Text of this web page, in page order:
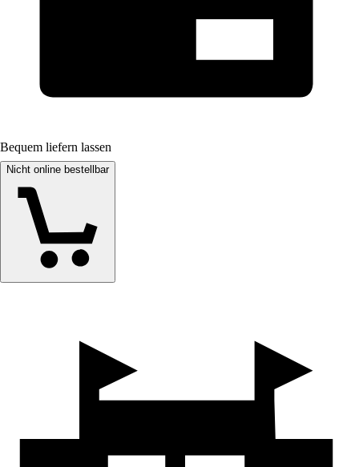
Bequem liefern lassen
Nicht online bestellbar